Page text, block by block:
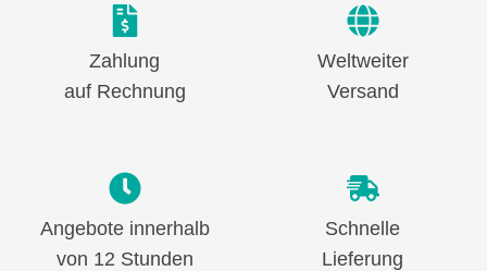
Zahlung
auf Rechnung
Weltweiter
Versand
Angebote innerhalb
von 12 Stunden
Schnelle
Lieferung